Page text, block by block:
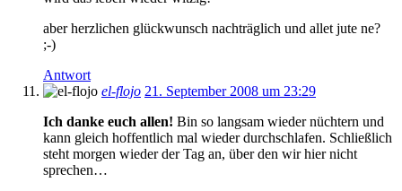
aber herzlichen glückwunsch nachträglich und allet jute ne?
;-)
Antwort
el-flojo 21. September 2008 um 23:29
Ich danke euch allen! Bin so langsam wieder nüchtern und
kann gleich hoffentlich mal wieder durchschlafen. Schließlich
steht morgen wieder der Tag an, über den wir hier nicht
sprechen…